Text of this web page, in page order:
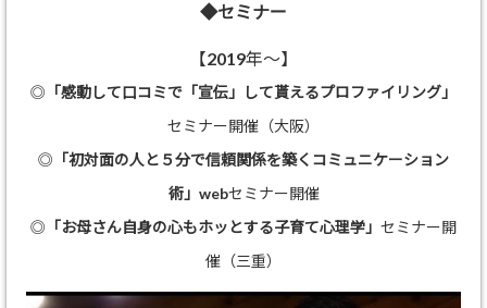
◆セミナー
【2019年～】
◎ 「感動して口コミで「宣伝」して貰えるプロファイリング」
セミナー開催（大阪）
◎ 「初対面の人と５分で信頼関係を築くコミュニケーション
術」 webセミナー開催
◎ 「お母さん自身の心もホッとする子育て心理学」 セミナー開
催（三重）